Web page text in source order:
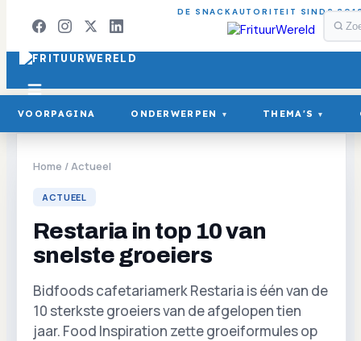
DE SNACKAUTORITEIT SINDS
VOORPAGINA ONDERWERPEN ▾ THEMA'S ▾
Home /Actueel
ACTUEEL
Restaria in top 10 van
snelste groeiers
Bidfoods cafetariamerk Restaria is één van de
10 sterkste groeiers van de afgelopen tien
jaar. Food Inspiration zette groeiformules op